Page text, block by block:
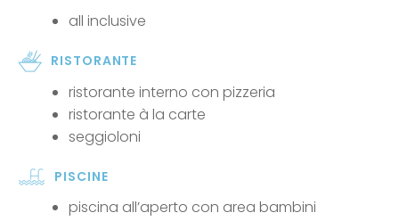
all inclusive
RISTORANTE
ristorante interno con pizzeria
ristorante à la carte
seggioloni
PISCINE
piscina all’aperto con area bambini